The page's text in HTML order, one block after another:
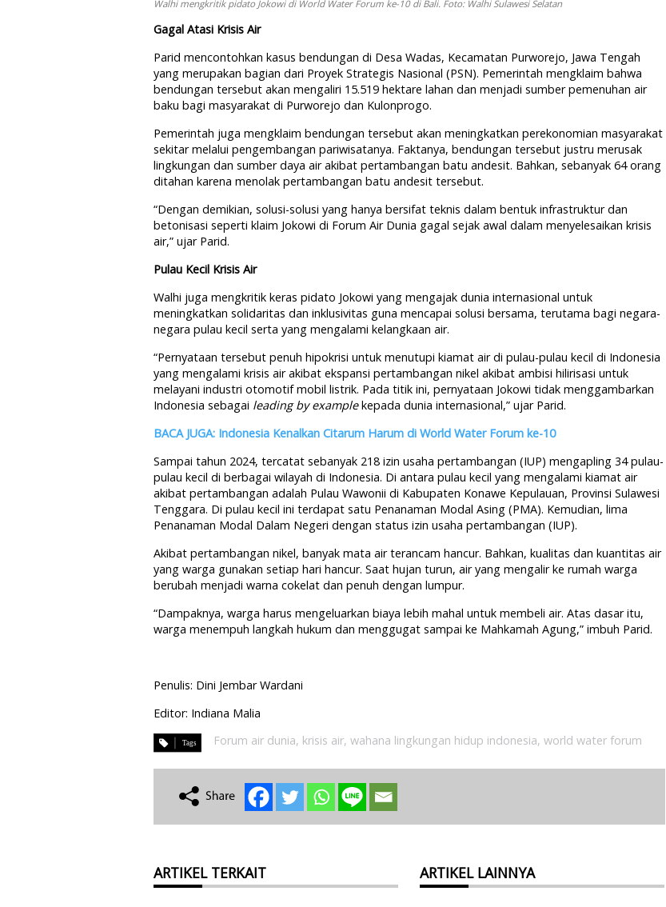
Walhi mengkritik pidato Jokowi di World Water Forum ke-10 di Bali. Foto: Walhi Sulawesi Selatan
Gagal Atasi Krisis Air
Parid mencontohkan kasus bendungan di Desa Wadas, Kecamatan Purworejo, Jawa Tengah
yang merupakan bagian dari Proyek Strategis Nasional (PSN). Pemerintah mengklaim bahwa
bendungan tersebut akan mengaliri 15.519 hektare lahan dan menjadi sumber pemenuhan air
baku bagi masyarakat di Purworejo dan Kulonprogo.
Pemerintah juga mengklaim bendungan tersebut akan meningkatkan perekonomian masyarakat
sekitar melalui pengembangan pariwisatanya. Faktanya, bendungan tersebut justru merusak
lingkungan dan sumber daya air akibat pertambangan batu andesit. Bahkan, sebanyak 64 orang
ditahan karena menolak pertambangan batu andesit tersebut.
“Dengan demikian, solusi-solusi yang hanya bersifat teknis dalam bentuk infrastruktur dan
betonisasi seperti klaim Jokowi di Forum Air Dunia gagal sejak awal dalam menyelesaikan krisis
air,” ujar Parid.
Pulau Kecil Krisis Air
Walhi juga mengkritik keras pidato Jokowi yang mengajak dunia internasional untuk
meningkatkan solidaritas dan inklusivitas guna mencapai solusi bersama, terutama bagi negara-
negara pulau kecil serta yang mengalami kelangkaan air.
“Pernyataan tersebut penuh hipokrisi untuk menutupi kiamat air di pulau-pulau kecil di Indonesia
yang mengalami krisis air akibat ekspansi pertambangan nikel akibat ambisi hilirisasi untuk
melayani industri otomotif mobil listrik. Pada titik ini, pernyataan Jokowi tidak menggambarkan
Indonesia sebagai leading by examplekepada dunia internasional,” ujar Parid.
BACA JUGA: Indonesia Kenalkan Citarum Harum di World Water Forum ke-10
Sampai tahun 2024, tercatat sebanyak 218 izin usaha pertambangan (IUP) mengapling 34 pulau-
pulau kecil di berbagai wilayah di Indonesia. Di antara pulau kecil yang mengalami kiamat air
akibat pertambangan adalah Pulau Wawonii di Kabupaten Konawe Kepulauan, Provinsi Sulawesi
Tenggara. Di pulau kecil ini terdapat satu Penanaman Modal Asing (PMA). Kemudian, lima
Penanaman Modal Dalam Negeri dengan status izin usaha pertambangan (IUP).
Akibat pertambangan nikel, banyak mata air terancam hancur. Bahkan, kualitas dan kuantitas air
yang warga gunakan setiap hari hancur. Saat hujan turun, air yang mengalir ke rumah warga
berubah menjadi warna cokelat dan penuh dengan lumpur.
“Dampaknya, warga harus mengeluarkan biaya lebih mahal untuk membeli air. Atas dasar itu,
warga menempuh langkah hukum dan menggugat sampai ke Mahkamah Agung,” imbuh Parid.
Penulis: Dini Jembar Wardani
Editor: Indiana Malia
Forum air dunia, krisis air, wahana lingkungan hidup indonesia, world water forum
ARTIKEL TERKAIT ARTIKEL LAINNYA